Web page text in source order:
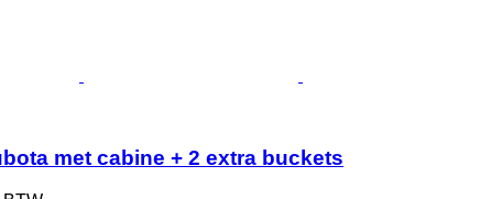
met cabine + 2 extra buckets